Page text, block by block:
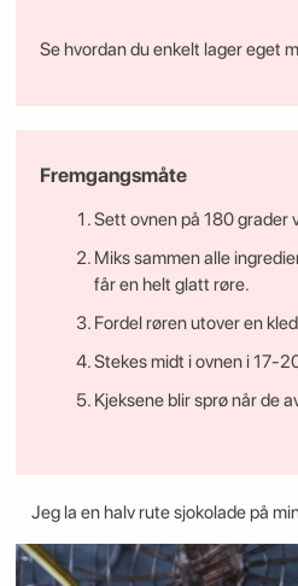
Se hvordan du enkelt lager eget
Fremgangsmåte
Sett ovnen på 180 grader
Miks sammen alle
får en helt glatt røre.
Fordel røren utover en
Stekes midt i ovnen i 17-
Kjeksene blir sprø når de
Jeg la en halv rute sjokolade på